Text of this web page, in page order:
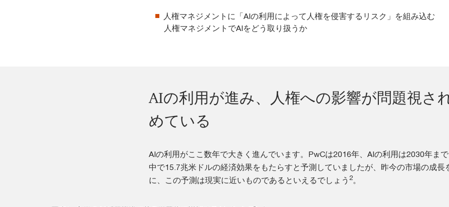
人権マネジメントに「AIの利用によって人権を侵害するリスク」を組み込む
人権マネジメントでAIをどう取り扱うか
AIの利用が進み、人権への影響が問題視さ
めている
AIの利用がここ数年で大きく進んでいます。PwCは2016年、AIの利用は2030年ま
中で15.7兆米ドルの経済効果をもたらすと予測していましたが、昨今の市場の成長
に、この予測は現実に近いものであるといえるでしょう 2。